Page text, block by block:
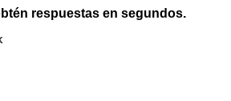
respuestas en segundos.